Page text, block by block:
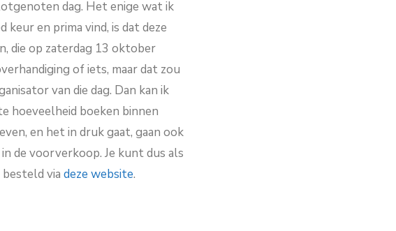
dag. Het enige wat ik
en prima vind, is dat deze
die op zaterdag 13 oktober
of iets, maar dat zou
van die dag. Dan kan ik
hoeveelheid boeken binnen
en het in druk gaat, gaan ook
de voorverkoop. Je kunt dus als
via deze website.